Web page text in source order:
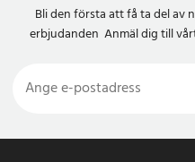
Bli den första att få ta del av
erbjudanden Anmäl dig till